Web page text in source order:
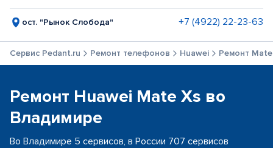
ост. "Рынок Слобода" +7 (4922) 22-23-63
Сервис Pedant.ru Ремонт телефонов Huawei Ремонт
Ремонт Huawei Mate Xs во
Владимире
Во Владимире 5 сервисов, в России 707 сервисов